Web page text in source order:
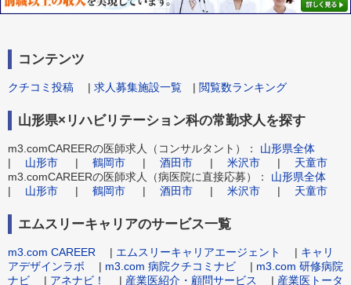
コンテンツ
クチコミ投稿 | 求人募集施設一覧 | 閲覧数ランキング
山形県×リハビリテーション科の常勤求人を探す
m3.comCAREERの医師求人（コンサルタント）： 山形県全体
| 山形市 | 鶴岡市 | 酒田市 | 米沢市 | 天童市
m3.comCAREERの医師求人（病医院に直接応募）： 山形県全体
| 山形市 | 鶴岡市 | 酒田市 | 米沢市 | 天童市
エムスリーキャリアのサービス一覧
m3.com CAREER | エムスリーキャリアエージェント | キャリ
アデザインラボ | m3.com 病院クチコミナビ | m3.com 研修病院
ナビ | アネナビ！ | 産業医紹介・顧問サービス | 産業医トータ